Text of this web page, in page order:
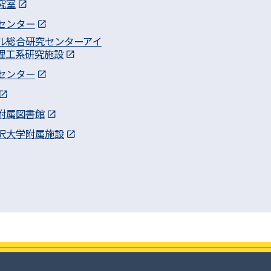
室
ンター
総合研究センターアイ
工系研究施設
ンター
属図書館
大学附属施設